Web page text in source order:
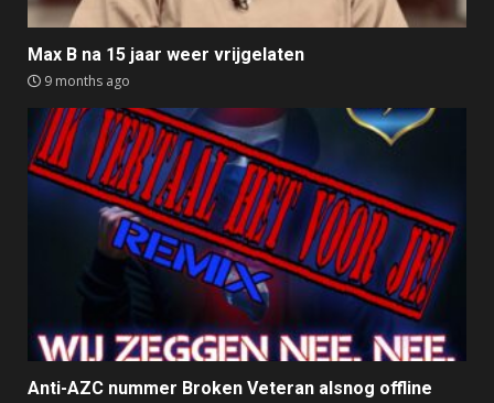
Max B na 15 jaar weer vrijgelaten
9 months ago
Anti-AZC nummer Broken Veteran alsnog offline